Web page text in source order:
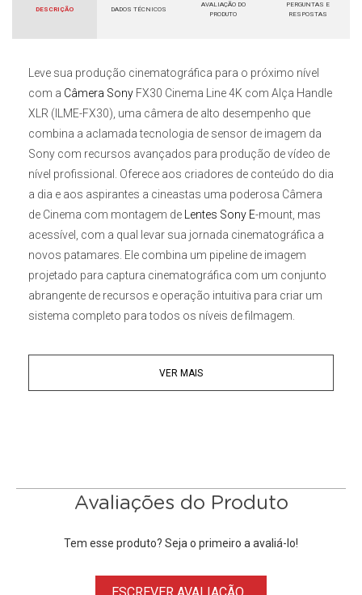
DESCRIÇÃO DADOS TÉCNICOS
AVALIAÇÃO DO
PRODUTO
PERGUNTAS E
RESPOSTAS
Leve sua produção cinematográfica para o próximo nível
com a Câmera Sony FX30 Cinema Line 4K com Alça Handle
XLR (ILME-FX30), uma câmera de alto desempenho que
combina a aclamada tecnologia de sensor de imagem da
Sony com recursos avançados para produção de vídeo de
nível profissional. Oferece aos criadores de conteúdo do dia
a dia e aos aspirantes a cineastas uma poderosa Câmera
de Cinema com montagem de Lentes Sony E-mount, mas
acessível, com a qual levar sua jornada cinematográfica a
novos patamares. Ele combina um pipeline de imagem
projetado para captura cinematográfica com um conjunto
abrangente de recursos e operação intuitiva para criar um
sistema completo para todos os níveis de filmagem.
Cinetone e S-Log3 para gradação, ela produz imagens
cinematográficas impressionantes enquanto incorpora
de alta qualidade e uma capacidade de sincronização de
segunda câmera. Ela também apresenta um novo menu
usados com frequência, tornando-a uma escolha amigável
VER MAIS
Avaliações do Produto
Tem esse produto? Seja o primeiro a avaliá-lo!